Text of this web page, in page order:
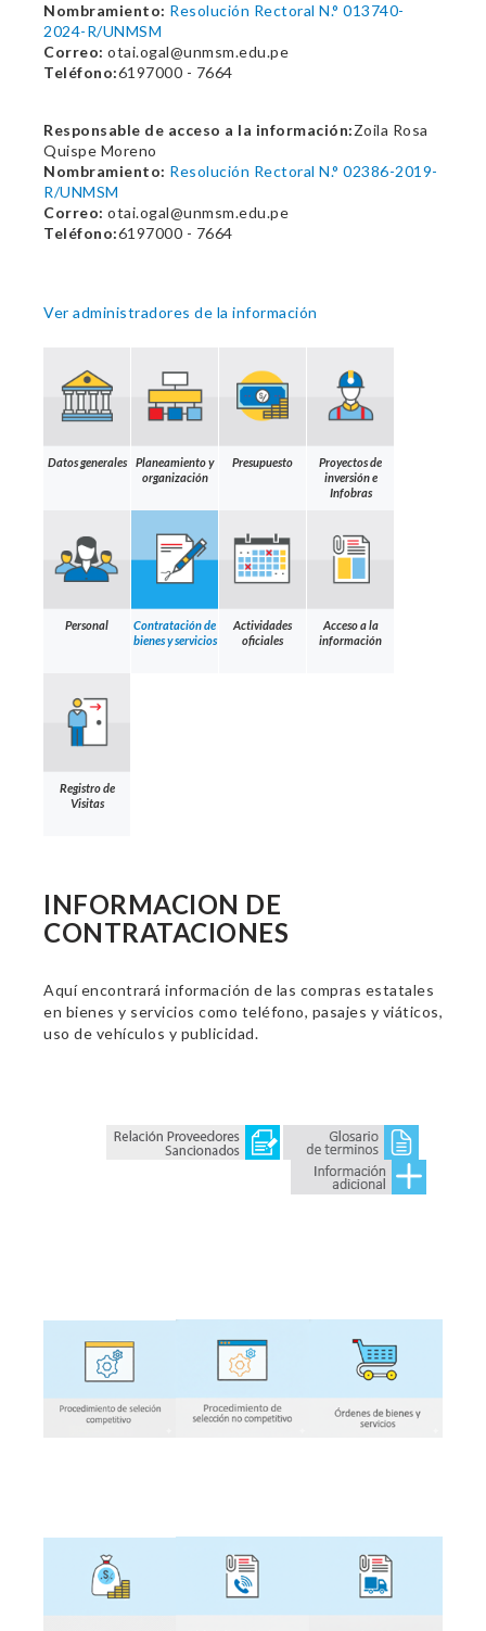
Nombramiento: Resolución Rectoral N.° 013740-
2024-R/UNMSM
Correo: otai.ogal@unmsm.edu.pe
Teléfono:6197000 - 7664
Responsable de acceso a la información:Zoila Rosa
Quispe Moreno
Nombramiento: Resolución Rectoral N.° 02386-2019-
R/UNMSM
Correo: otai.ogal@unmsm.edu.pe
Teléfono:6197000 - 7664
Ver administradores de la información
Datos generales
Planeamiento y
organización
Presupuesto
Proyectos de
inversión e
Infobras
Personal
Contratación de
bienes y servicios
Actividades
oficiales
Acceso a la
información
Registro de
Visitas
INFORMACION DE
CONTRATACIONES
Aquí encontrará información de las compras estatales
en bienes y servicios como teléfono, pasajes y viáticos,
uso de vehículos y publicidad.